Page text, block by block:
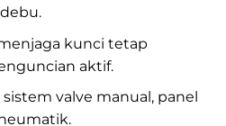
kunci tetap
aktif.
valve manual, panel